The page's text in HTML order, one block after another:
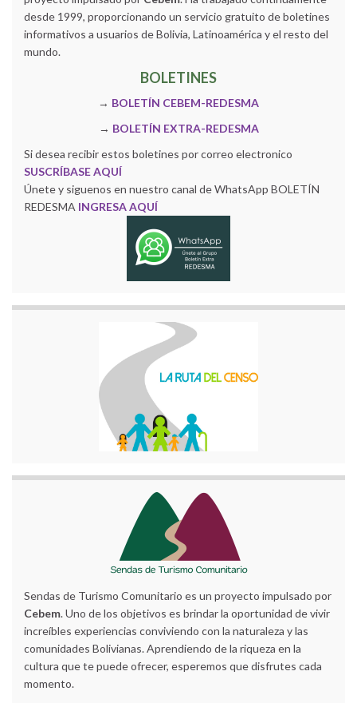
desde 1999, proporcionando un servicio gratuito de boletines
informativos a usuarios de Bolivia, Latinoamérica y el resto del
mundo.
BOLETINES
→ BOLETÍN CEBEM-REDESMA
→ BOLETÍN EXTRA-REDESMA
Si desea recibir estos boletines por correo electronico
SUSCRÍBASE AQUÍ
Únete y siguenos en nuestro canal de WhatsApp BOLETÍN
REDESMA INGRESA AQUÍ
Sendas de Turismo Comunitario es un proyecto impulsado por
Cebem. Uno de los objetivos es brindar la oportunidad de vivir
increíbles experiencias conviviendo con la naturaleza y las
comunidades Bolivianas. Aprendiendo de la riqueza en la
cultura que te puede ofrecer, esperemos que disfrutes cada
momento.